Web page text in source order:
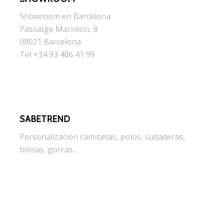
Showroom en Barcelona
Passatge Marimon, 8
08021 Barcelona
Tel +34 93 486 41 99
SABETREND
Personalización camisetas, polos, sudaderas,
bolsas, gorras…